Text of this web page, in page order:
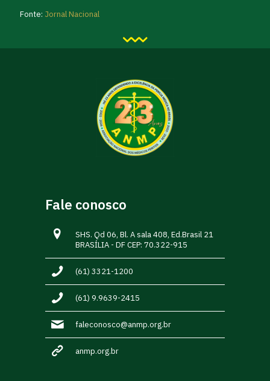
Fonte: Jornal Nacional
Fale conosco
SHS. Qd 06, Bl. A sala 408, Ed.Brasil 21
BRASÍLIA - DF CEP: 70.322-915
(61) 3321-1200
(61) 9.9639-2415
faleconosco@anmp.org.br
anmp.org.br